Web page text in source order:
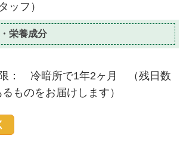
ッフ）
栄養成分
： 冷暗所で1年2ヶ月 （残日数
ものをお届けします）